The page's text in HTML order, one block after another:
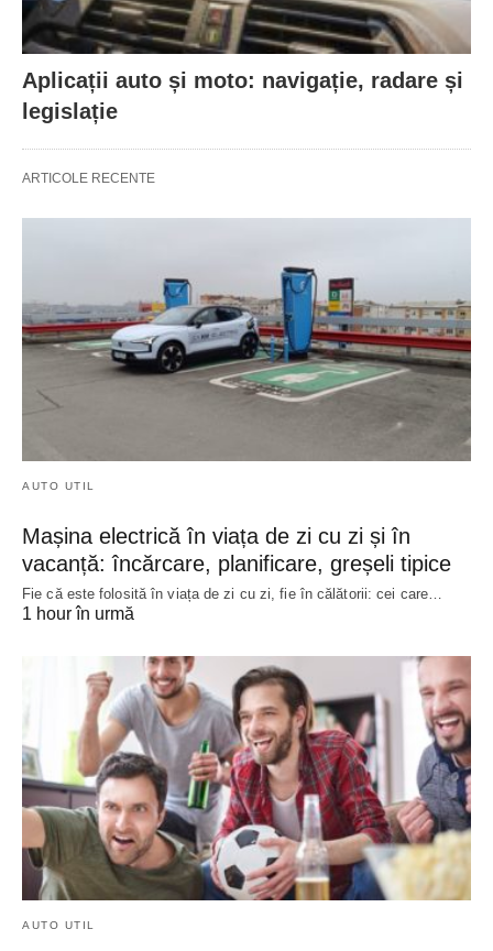
Aplicații auto și moto: navigație, radare și
legislație
ARTICOLE RECENTE
AUTO UTIL
Mașina electrică în viața de zi cu zi și în
vacanță: încărcare, planificare, greșeli tipice
Fie că este folosită în viața de zi cu zi, fie în călătorii: cei care…
1 hour în urmă
AUTO UTIL